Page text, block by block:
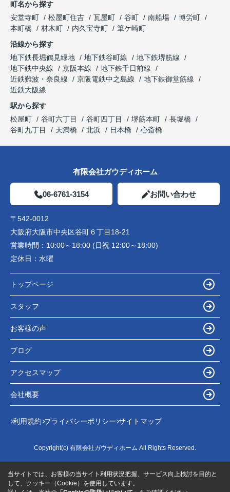
町名から探す
安堂寺町
松屋町住吉 瓦屋町 谷町 南船場
博労町
本町橋
材木町 内久宝寺町
筆ケ崎町
沿線から探す
地下鉄長堀鶴見緑地
地下鉄谷町線
地下鉄堺筋線
地下鉄中央線
京阪本線
地下鉄千日前線
近鉄難波・奈良線
京阪電鉄中之島線
地下鉄御堂筋線
近鉄大阪線
駅から探す
松屋町
谷町六丁目 谷町四丁目 堺筋本町
長堀橋
谷町九丁目
天満橋 北浜 日本橋 心斎橋
有限会社ガウディホーム
06-6761-3154 お問い合わせ
〒542-0012
大阪府大阪市中央区谷町６丁目18-21
営業時間： 10:00～18:00 (日祝 12:00～18:00)
定休日： 水曜
トップページ
スタッフ
お客様の声
ブログ
アクセスマップ
会社概要
利用規約 プライバシーポリシー サイトマップ
Copyright(c) 有限会社ガウディホーム All Rights Reserved.
当サイトでは、お客様の当サイト利用状況把握、サービス向上検討を目的と
して、クッキー（Cookie）を使用しています。